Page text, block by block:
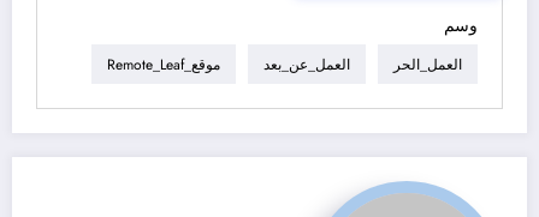
وسم
العمل_الحر العمل_عن_بعد موقع_Remote_Leaf